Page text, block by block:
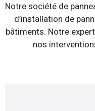
Notre société de
d’installation de
bâtiments. Notre
nos